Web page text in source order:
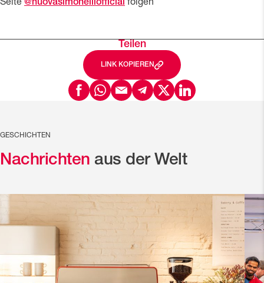
Seite @nuovasimonelliofficial folgen
Teilen
LINK KOPIEREN
GESCHICHTEN
Nachrichten aus der Welt